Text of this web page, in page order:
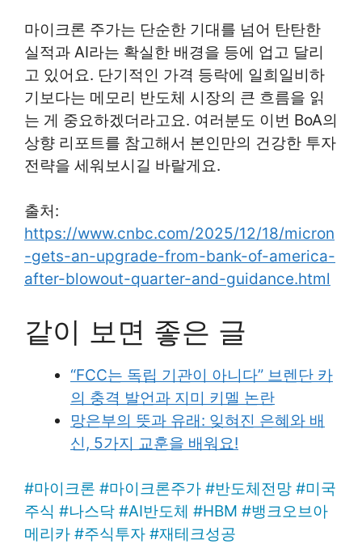
마이크론 주가는 단순한 기대를 넘어 탄탄한
실적과 AI라는 확실한 배경을 등에 업고 달리
고 있어요. 단기적인 가격 등락에 일희일비하
기보다는 메모리 반도체 시장의 큰 흐름을 읽
는 게 중요하겠더라고요. 여러분도 이번 BoA의
상향 리포트를 참고해서 본인만의 건강한 투자
전략을 세워보시길 바랄게요.
출처:
https://www.cnbc.com/2025/12/18/micron
-gets-an-upgrade-from-bank-of-america-
after-blowout-quarter-and-guidance.html
같이 보면 좋은 글
“FCC는 독립 기관이 아니다” 브렌단 카
의 충격 발언과 지미 키멜 논란
망은부의 뜻과 유래: 잊혀진 은혜와 배
신, 5가지 교훈을 배워요!
#마이크론 #마이크론주가 #반도체전망 #미국
주식 #나스닥 #AI반도체 #HBM #뱅크오브아
메리카 #주식투자 #재테크성공